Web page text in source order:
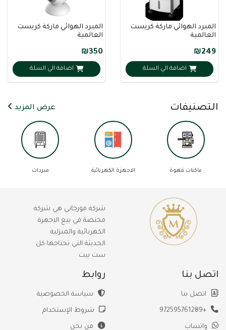
المبرد الهوائي ماركة كريست
العالمية
₪249
اضافة الي السلة
المبرد الهوائي ماركة كريست
العالمية
₪350
اضافة الي السلة
التصنيفات عرض المزيد
ماكنات قهوة الاجهزة الكهربائية مبردات
شركة مورجاني هي شركة
مختصة في بيع الاجهزة
الكهربائية والمنزلية
الحديثة التي تحتاجها كل
ست بيت
اتصل بنا
اتصل بنا
+972595761289
واتساب
روابط
سياسة الخصوصية
شروط الإستخدام
من نحن